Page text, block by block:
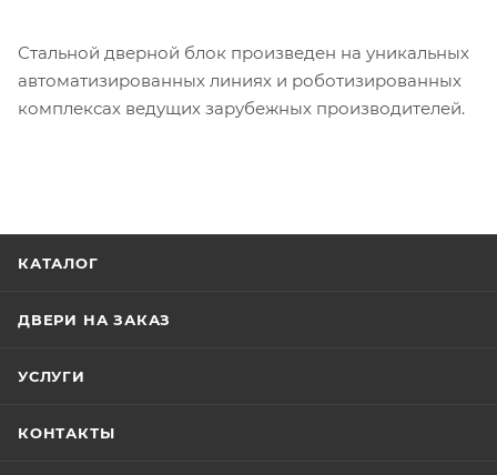
Стальной дверной блок произведен на уникальных
автоматизированных линиях и роботизированных
комплексах ведущих зарубежных производителей.
КАТАЛОГ
ДВЕРИ НА ЗАКАЗ
УСЛУГИ
КОНТАКТЫ